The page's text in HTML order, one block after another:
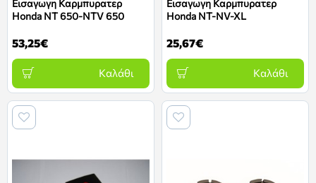
Εισαγωγη Καρμπυρατερ
Honda NT 650-NTV 650
53,25€
Καλάθι
Εισαγωγη Καρμπυρατερ
Honda NT-NV-XL
25,67€
Καλάθι